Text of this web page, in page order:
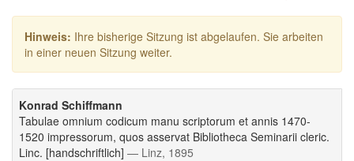
Hinweis: Ihre bisherige Sitzung ist abgelaufen. Sie arbeiten
in einer neuen Sitzung weiter.
Konrad Schiffmann
Tabulae omnium codicum manu scriptorum et annis 1470-
1520 impressorum, quos asservat Bibliotheca Seminarii cleric.
Linc. [handschriftlich] — Linz, 1895